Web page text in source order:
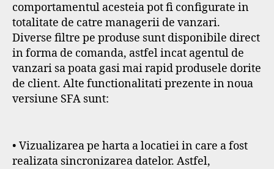
comportamentul acesteia pot fi configurate in
totalitate de catre managerii de vanzari.
Diverse filtre pe produse sunt disponibile direct
in forma de comanda, astfel incat agentul de
vanzari sa poata gasi mai rapid produsele dorite
de client. Alte functionalitati prezente in noua
versiune SFA sunt:
• Vizualizarea pe harta a locatiei in care a fost
realizata sincronizarea datelor. Astfel,